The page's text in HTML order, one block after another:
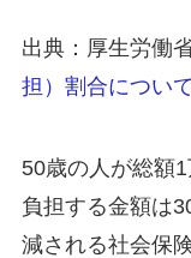
出典：厚生労働
担）割合について
50歳の人が総額
負担する金額は
減される社会保